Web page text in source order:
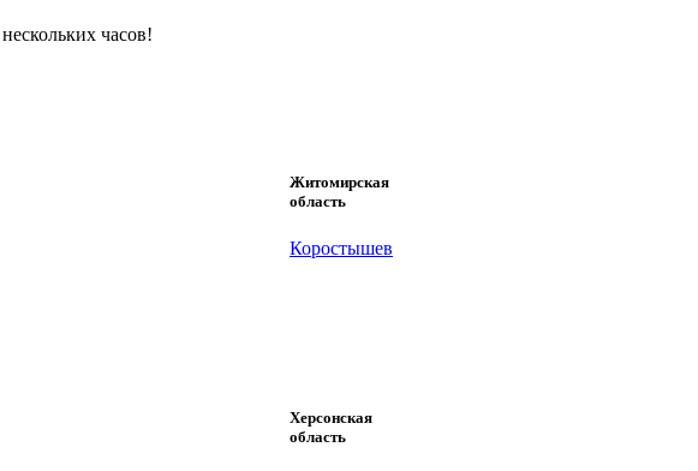
часов!
Житомирская
область
Коростышев
Херсонская
область